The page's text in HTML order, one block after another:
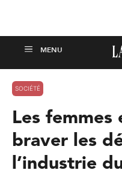
SOCIÉTÉ
Les femmes
braver les
l’industrie